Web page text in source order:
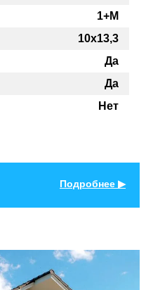
1+M
10x13,3
Да
Да
Нет
Подробнее ▶